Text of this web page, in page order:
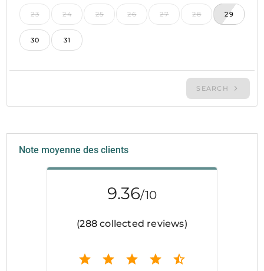
Note moyenne des clients